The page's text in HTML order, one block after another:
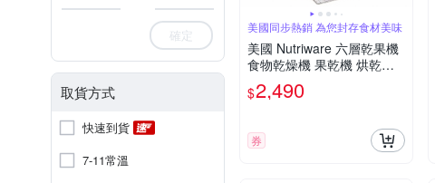
確定
取貨方式
快速到貨
7-11常溫
美國同步熱銷 為您封存食材美味
美國 Nutriware 六層乾果機
食物乾燥機 果乾機 烘乾機
不鏽鋼層架 NFD-815D
$2,490
券